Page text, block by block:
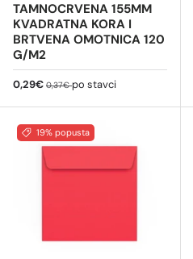
TAMNOCRVENA 155MM
KVADRATNA KORA I
BRTVENA OMOTNICA 120
G/M2
Cijena na sniženju
0,29€ Redovna cijena
0,37€po stavci
19% popusta